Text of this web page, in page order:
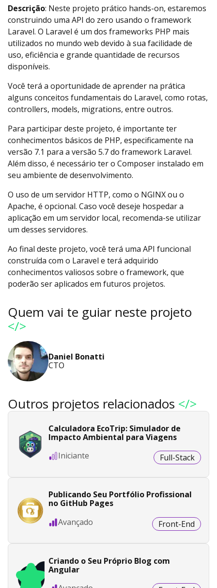
Descrição: Neste projeto prático hands-on, estaremos
construindo uma API do zero usando o framework
Laravel. O Laravel é um dos frameworks PHP mais
utilizados no mundo web devido à sua facilidade de
uso, eficiência e grande quantidade de recursos
disponíveis.
Você terá a oportunidade de aprender na prática
alguns conceitos fundamentais do Laravel, como rotas,
controllers, models, migrations, entre outros.
Para participar deste projeto, é importante ter
conhecimentos básicos de PHP, especificamente na
versão 7.1 para a versão 5.7 do framework Laravel.
Além disso, é necessário ter o Composer instalado em
seu ambiente de desenvolvimento.
O uso de um servidor HTTP, como o NGINX ou o
Apache, é opcional. Caso você deseje hospedar a
aplicação em um servidor local, recomenda-se utilizar
um desses servidores.
Ao final deste projeto, você terá uma API funcional
construída com o Laravel e terá adquirido
conhecimentos valiosos sobre o framework, que
poderão ser aplicados em futuros projetos.
Quem vai te guiar neste projeto
</>
Daniel Bonatti
CTO
Outros projetos relacionados </>
Calculadora EcoTrip: Simulador de
Impacto Ambiental para Viagens
Iniciante
Full-Stack
Publicando Seu Portfólio Profissional
no GitHub Pages
Avançado
Front-End
Criando o Seu Próprio Blog com
Angular